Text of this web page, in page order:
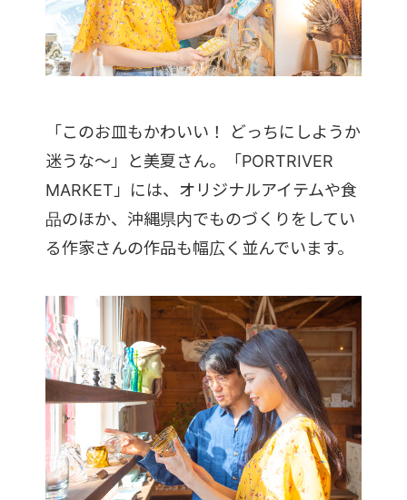
「このお皿もかわいい！ どっちにしようか
迷うな〜」と美夏さん。「PORTRIVER
MARKET」には、オリジナルアイテムや食
品のほか、沖縄県内でものづくりをしてい
る作家さんの作品も幅広く並んでいます。